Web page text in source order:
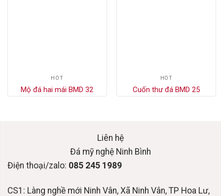
HÓT
Mộ đá hai mái BMD 32
HÓT
Cuốn thư đá BMD 25
Liên hệ
Đá mỹ nghệ Ninh Bình
Điện thoại/zalo: 085 245 1989
CS1: Làng nghề mới Ninh Vân, Xã Ninh Vân, TP Hoa Lư,